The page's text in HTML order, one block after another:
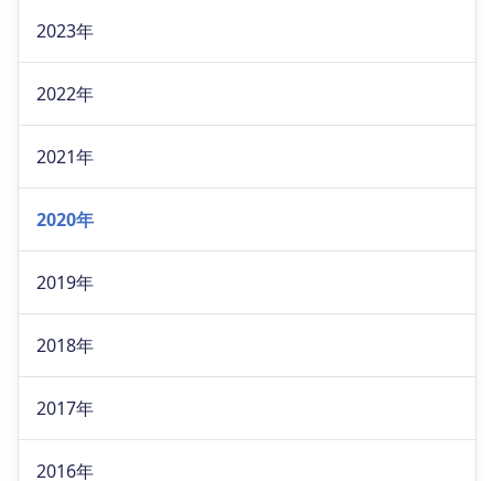
2023年
2022年
2021年
2020年
2019年
2018年
2017年
2016年